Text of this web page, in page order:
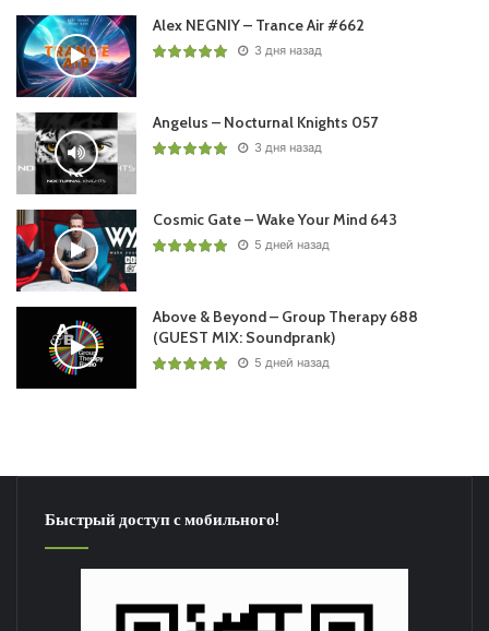
Alex NEGNIY – Trance Air #662
3 дня назад
Angelus – Nocturnal Knights 057
3 дня назад
Cosmic Gate – Wake Your Mind 643
5 дней назад
Above & Beyond – Group Therapy 688
(GUEST MIX: Soundprank)
5 дней назад
Быстрый доступ с мобильного!